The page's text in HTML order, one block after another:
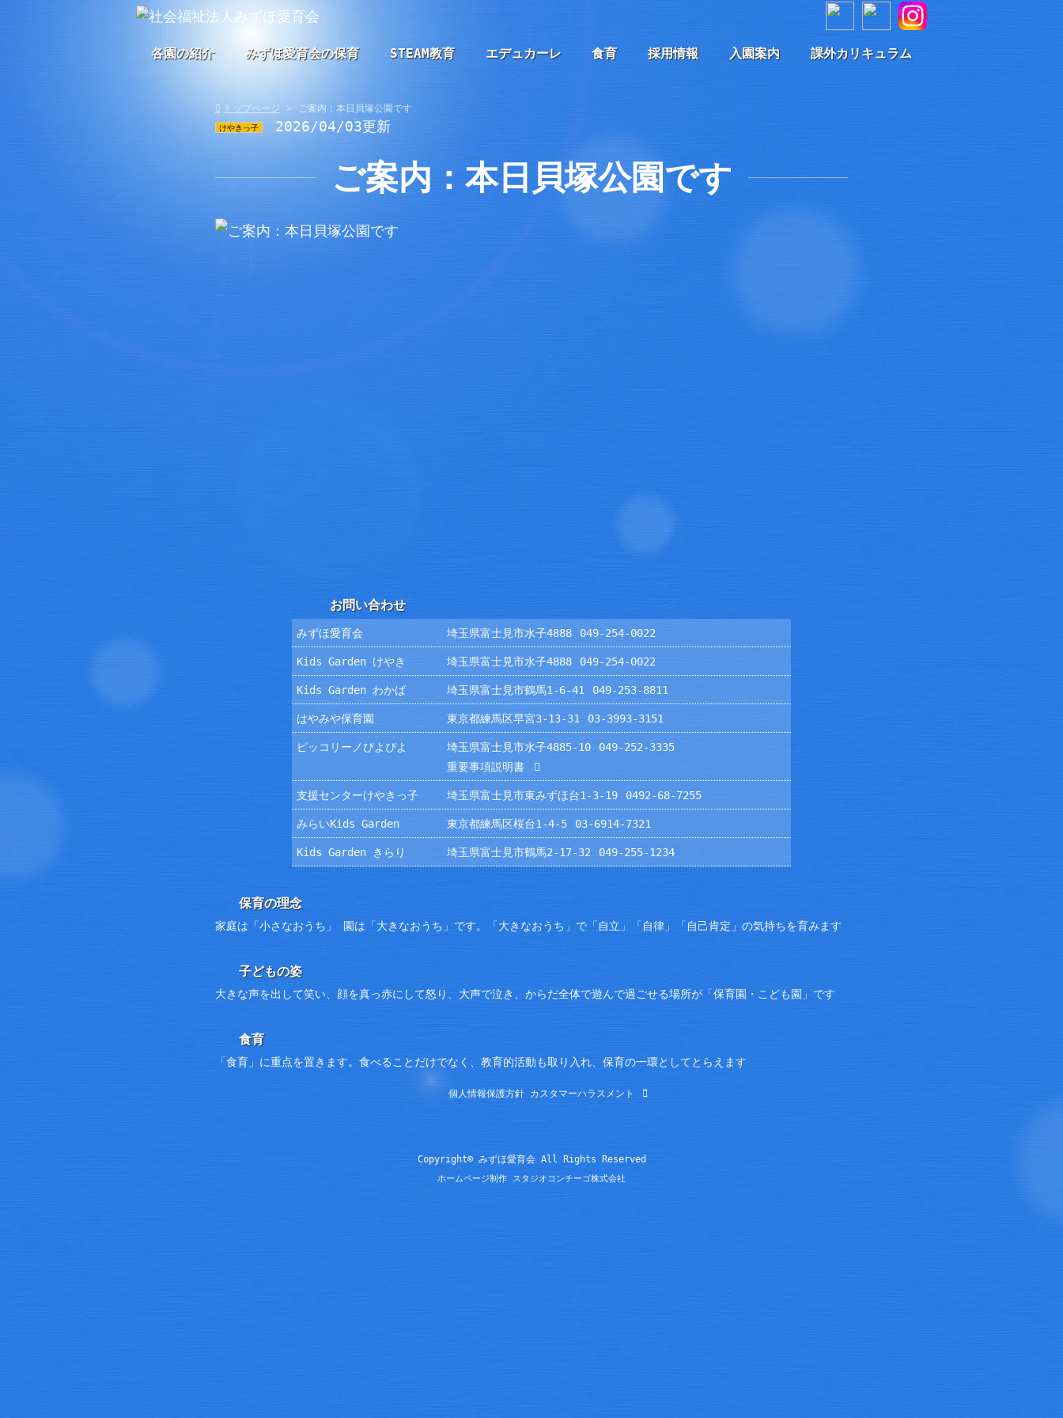
各園の紹介 みずほ愛育会の保育 STEAM教育 エデュカーレ 食育 採用情報 入園案内 課外カリキュラム
トップページ ご案内：本日貝塚公園です
けやきっ子 2026/04/03更新
ご案内：本日貝塚公園です
お問い合わせ
みずほ愛育会 埼玉県富士見市水子4888 049-254-0022
Kids Garden けやき 埼玉県富士見市水子4888 049-254-0022
Kids Garden わかば 埼玉県富士見市鶴馬1-6-41 049-253-8811
はやみや保育園 東京都練馬区早宮3-13-31 03-3993-3151
ピッコリーノぴよぴよ 埼玉県富士見市水子4885-10
049-252-3335
重要事項説明書
支援センターけやきっ子 埼玉県富士見市東みずほ台1-3-19 0492-68-7255
みらいKids Garden 東京都練馬区桜台1-4-5 03-6914-7321
Kids Garden きらり 埼玉県富士見市鶴馬2-17-32 049-255-1234
保育の理念
家庭は「小さなおうち」 園は「大きなおうち」です。「大きなおうち」で「自立」「自律」「自己肯定」の気持ちを育みます
子どもの姿
大きな声を出して笑い、顔を真っ赤にして怒り、大声で泣き、からだ全体で遊んで過ごせる場所が「保育園・こども園」です
食育
「食育」に重点を置きます。食べることだけでなく、教育的活動も取り入れ、保育の一環としてとらえます
個人情報保護方針 カスタマーハラスメント
Copyright© みずほ愛育会 All Rights Reserved
ホームページ制作 スタジオコンチーゴ株式会社